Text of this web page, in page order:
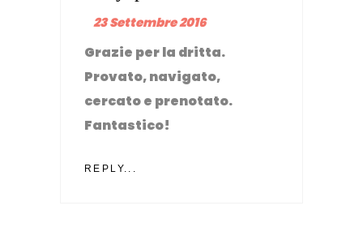
23 Settembre 2016
Grazie per la dritta.
Provato, navigato,
cercato e prenotato.
Fantastico!
REPLY...